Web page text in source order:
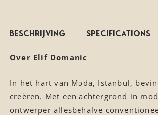
Beschrijving Specifications
Over Elif Domanic
In het hart van Moda, Istanbul,
creëren. Met een achtergrond in
ontwerper allesbehalve